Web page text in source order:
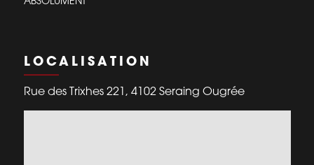
LOCALISATION
Rue des Trixhes 221, 4102 Seraing Ougrée